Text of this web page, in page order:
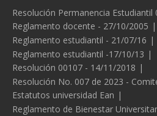
Legales
Resolución Permanencia Estudiantil
Reglamento docente - 27/10/2005
Reglamento estudiantil - 21/07/16
Reglamento estudiantil -17/10/13
Resolución 00107 - 14/11/2018
Resolución No. 007 de 2023 -
Estatutos universidad Ean
Reglamento de Bienestar